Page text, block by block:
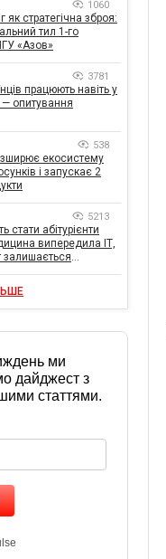
1060
як стратегічна зброя:
тил 1-го
«Азов»
3781
працюють навіть у
— опитування
538
екосистему
і запускає 2
5213
стати абітурієнти
випередила ІТ,
ми
дайджест з
статтями.